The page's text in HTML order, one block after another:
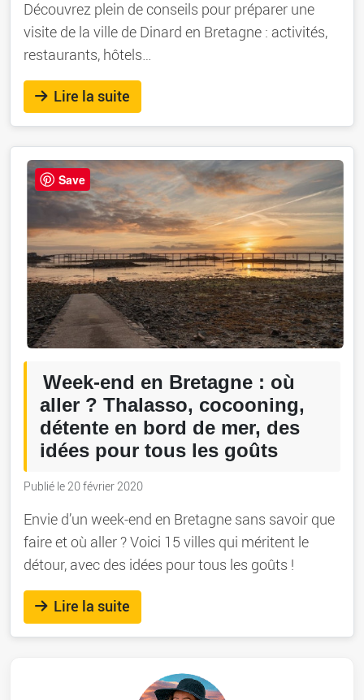
Découvrez plein de conseils pour préparer une
visite de la ville de Dinard en Bretagne : activités,
restaurants, hôtels…
Lire la suite
Week-end en Bretagne : où
aller ? Thalasso, cocooning,
détente en bord de mer, des
idées pour tous les goûts
Publié le 20 février 2020
Envie d’un week-end en Bretagne sans savoir que
faire et où aller ? Voici 15 villes qui méritent le
détour, avec des idées pour tous les goûts !
Lire la suite
Save